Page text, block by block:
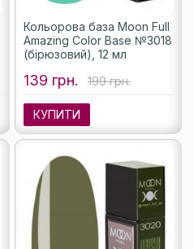
Кольорова база Moon Full
Amazing Color Base №3018
(бірюзовий), 12 мл
139 грн. 199 грн.
КУПИТИ